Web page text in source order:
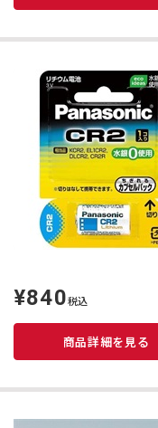
定
価
¥840税込
商品詳細を見る